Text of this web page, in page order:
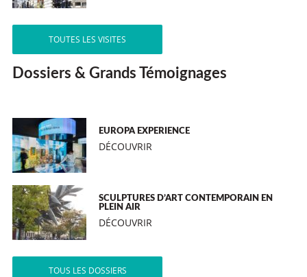
TOUTES LES VISITES
Dossiers & Grands Témoignages
EUROPA EXPERIENCE
DÉCOUVRIR
SCULPTURES D’ART CONTEMPORAIN EN
PLEIN AIR
DÉCOUVRIR
TOUS LES DOSSIERS